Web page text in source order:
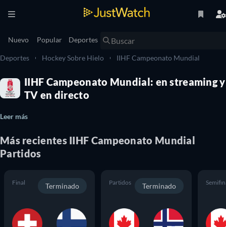
Nuevo Popular Deportes
Deportes Hockey Sobre Hielo IIHF Campeonato Mundial
IIHF Campeonato Mundial: en streaming y
TV en directo
Leer más
Más recientes IIHF Campeonato Mundial
Partidos
Final Terminado Partidos Terminado